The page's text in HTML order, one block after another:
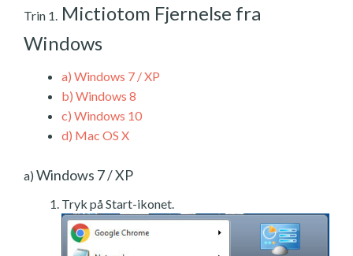
Trin 1. Mictiotom Fjernelse fra
Windows
a) Windows 7 / XP
b) Windows 8
c) Windows 10
d) Mac OS X
a) Windows 7 / XP
Tryk på Start-ikonet.